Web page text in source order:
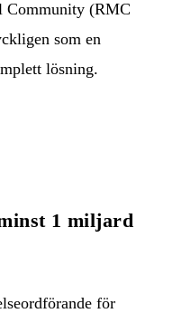
Community (RMC
som en
lösning.
1 miljard
för